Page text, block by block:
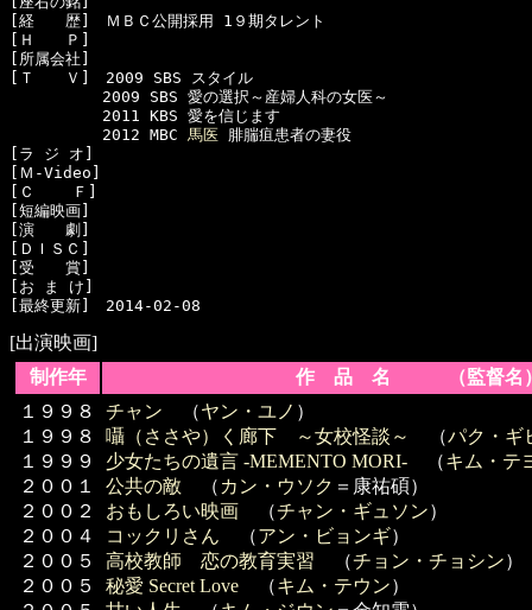
[経　　歴]　ＭＢＣ公開採用 1９期タレント
[Ｈ　　Ｐ]
[所属会社]
[Ｔ　　Ｖ]　2009 SBS スタイル
2009 SBS 愛の選択～産婦人科の女医～
2011 KBS 愛を信じます
2012 MBC 馬医 腓腨疽患者の妻役
[ラ ジ オ]
[Ｍ-Video]
[Ｃ    Ｆ]
[短編映画]
[演　　劇]
[ＤＩＳＣ]
[受　　賞]
[お ま け]
[出演映画]
制作年
作 品 名 （監督名
１９９８
１９９８
１９９９
２００１
２００２
２００４
２００５
２００５
チャン （ヤン・ユノ ）
囁（ささや）く廊下 ～女校怪談～
（パク・ギ
少女たちの遺言 -MEMENTO MORI- （キム・テ
公共の敵 （ カン・ウソク ＝康祐碩）
おもしろい映画 （チャン・ギュソン）
コックリさん （アン・ビョンギ）
高校教師 恋の教育実習 （チョン・チョシン）
秘愛 Secret Love （キム・テウン）